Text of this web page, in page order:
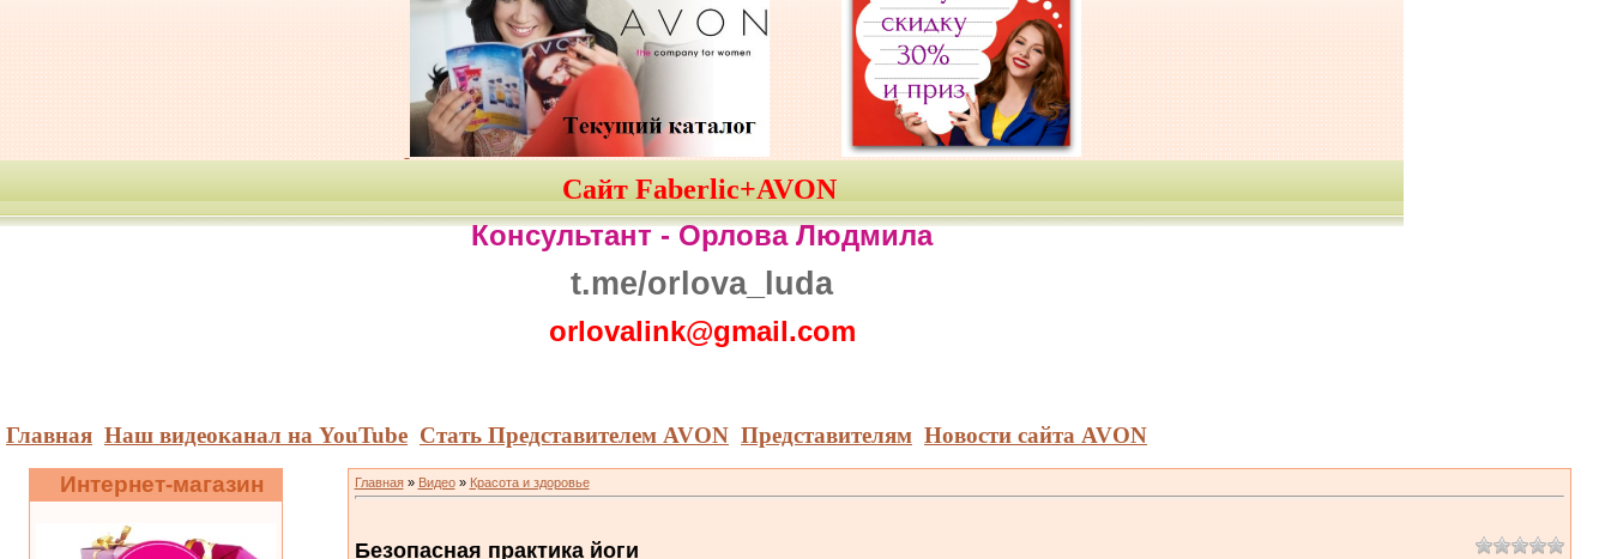
Сайт Faberlic+AVON
Консультант -Орлова Людмила
t.me/orlova_luda
orlovalink@gmail.com
Главная Наш видеоканал на YouTube Стать Представителем AVON Представителям Новости сайта AVON
Интернет-магазин
Главная» Видео» Красота и здоровье
Безопасная практика йоги